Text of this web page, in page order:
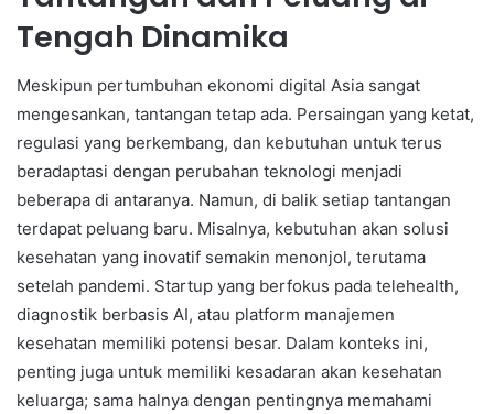
Tengah Dinamika
Meskipun pertumbuhan ekonomi digital Asia sangat
mengesankan, tantangan tetap ada. Persaingan yang ketat,
regulasi yang berkembang, dan kebutuhan untuk terus
beradaptasi dengan perubahan teknologi menjadi
beberapa di antaranya. Namun, di balik setiap tantangan
terdapat peluang baru. Misalnya, kebutuhan akan solusi
kesehatan yang inovatif semakin menonjol, terutama
setelah pandemi. Startup yang berfokus pada telehealth,
diagnostik berbasis AI, atau platform manajemen
kesehatan memiliki potensi besar. Dalam konteks ini,
penting juga untuk memiliki kesadaran akan kesehatan
keluarga; sama halnya dengan pentingnya memahami